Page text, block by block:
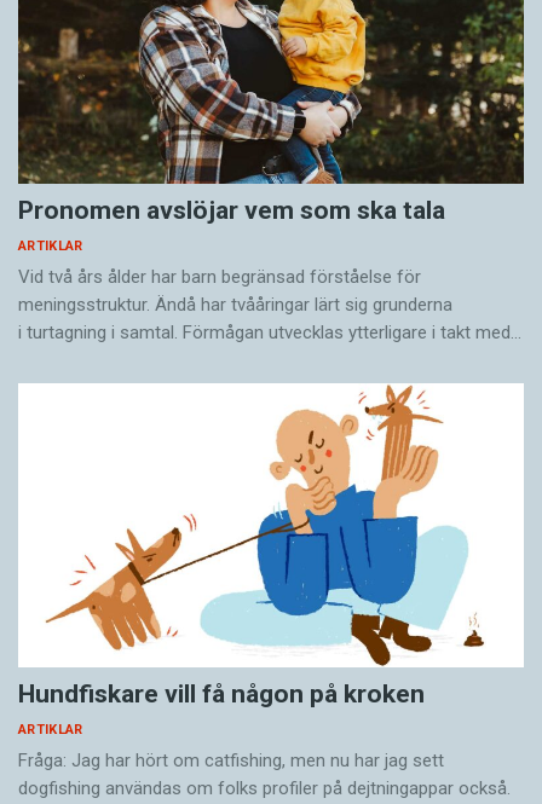
Pronomen avslöjar vem som ska tala
ARTIKLAR
Vid två års ålder har barn begränsad förståelse för
meningsstruktur. Ändå har tvååringar lärt sig grunderna
i turtagning i samtal. Förmågan utvecklas ytterligare i takt med…
Hundfiskare vill få någon på kroken
ARTIKLAR
Fråga: Jag har hört om catfishing, men nu har jag sett
dogfishing användas om folks profiler på dejtningappar också.